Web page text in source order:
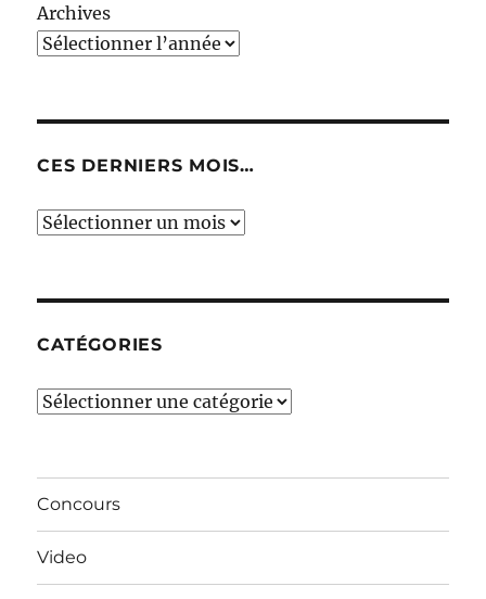
Archives
CES DERNIERS MOIS…
Ces
CATÉGORIES
Catégories
Concours
Video